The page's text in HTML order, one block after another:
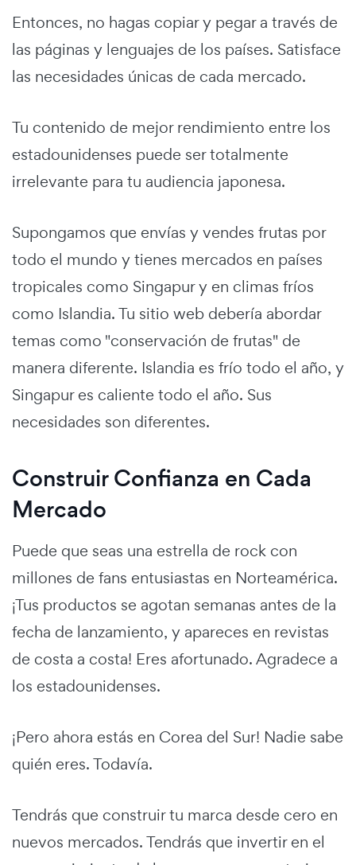
Entonces, no hagas copiar y pegar a través de
las páginas y lenguajes de los países. Satisface
las necesidades únicas de cada mercado.
Tu contenido de mejor rendimiento entre los
estadounidenses puede ser totalmente
irrelevante para tu audiencia japonesa.
Supongamos que envías y vendes frutas por
todo el mundo y tienes mercados en países
tropicales como Singapur y en climas fríos
como Islandia. Tu sitio web debería abordar
temas como "conservación de frutas" de
manera diferente. Islandia es frío todo el año, y
Singapur es caliente todo el año. Sus
necesidades son diferentes.
Construir Confianza en Cada
Mercado
Puede que seas una estrella de rock con
millones de fans entusiastas en Norteamérica.
¡Tus productos se agotan semanas antes de la
fecha de lanzamiento, y apareces en revistas
de costa a costa! Eres afortunado. Agradece a
los estadounidenses.
¡Pero ahora estás en Corea del Sur! Nadie sabe
quién eres. Todavía.
Tendrás que construir tu marca desde cero en
nuevos mercados. Tendrás que invertir en el